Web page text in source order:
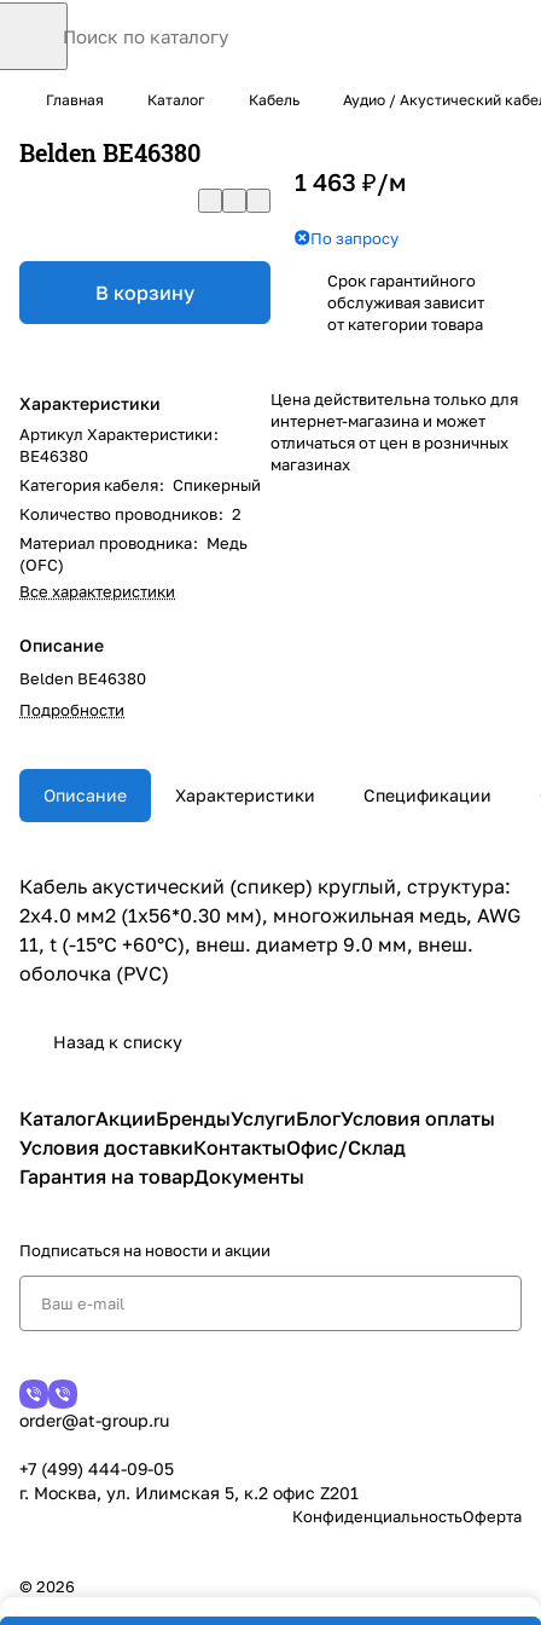
Главная Каталог Кабель Аудио / Акустический
Belden BE46380
В корзину
Характеристики
Артикул Характеристики:
BE46380
Категория кабеля: Спикерный
Количество проводников: 2
Материал проводника: Медь
(OFC)
Все характеристики
Описание
Belden BE46380
Подробности
1 463 ₽/м
По запросу
Срок гарантийного
обслуживая зависит
от категории товара
Цена действительна только для
интернет-магазина и может
отличаться от цен в розничных
магазинах
Описание Характеристики Спецификации
Кабель акустический (спикер) круглый, структура:
2х4.0 мм2 (1х56*0.30 мм), многожильная медь, AWG
11, t (-15°C +60°C), внеш. диаметр 9.0 мм, внеш.
оболочка (PVC)
Назад к списку
КаталогАкцииБрендыУслугиБлогУсловия оплаты
Условия доставкиКонтактыОфис/Склад
Гарантия на товарДокументы
Подписаться на новости и акции
order@at-group.ru
+7 (499) 444-09-05
г. Москва, ул. Илимская 5, к.2 офис Z201
КонфиденциальностьОферта
© 2026